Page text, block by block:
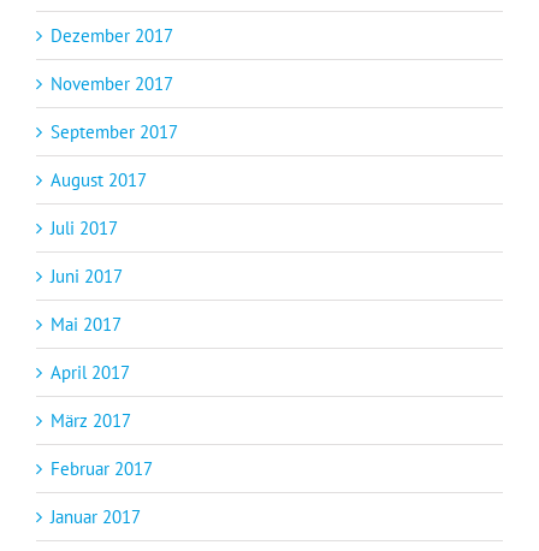
Dezember 2017
November 2017
September 2017
August 2017
Juli 2017
Juni 2017
Mai 2017
April 2017
März 2017
Februar 2017
Januar 2017